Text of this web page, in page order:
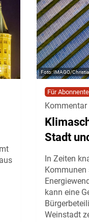
IMAGO/
Für
Kommentar
Stadt
In Zeiten
kann eine
Weinstadt